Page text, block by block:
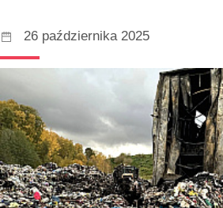
26 października 2025